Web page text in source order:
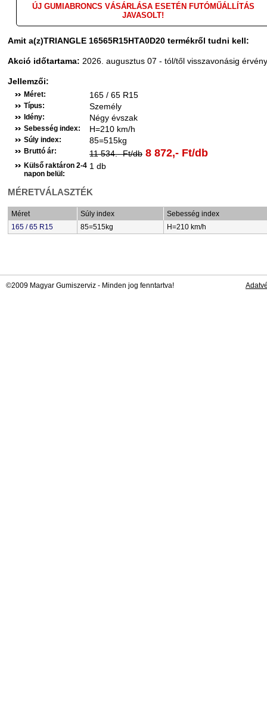
ÚJ GUMIABRONCS VÁSÁRLÁSA ESETÉN FUTÓMŰÁLLÍTÁS
JAVASOLT!
Amit a(z)TRIANGLE 16565R15HTA0D20 termékről tudni kell:
Akció időtartama: 2026. augusztus 07 - tól/től visszavonásig
Jellemzői:
Méret: 165 / 65 R15
Típus: Személy
Idény: Négy évszak
Sebesség index: H=210 km/h
Súly index: 85=515kg
Bruttó ár: 11 534.- Ft/db 8 872,- Ft/db
Külső raktáron 2-4
napon belül:
1 db
MÉRETVÁLASZTÉK
Méret Súly index
Sebesség index
165 / 65 R15
85=515kg H=210 km/h
©2009 Magyar Gumiszerviz - Minden jog fenntartva!